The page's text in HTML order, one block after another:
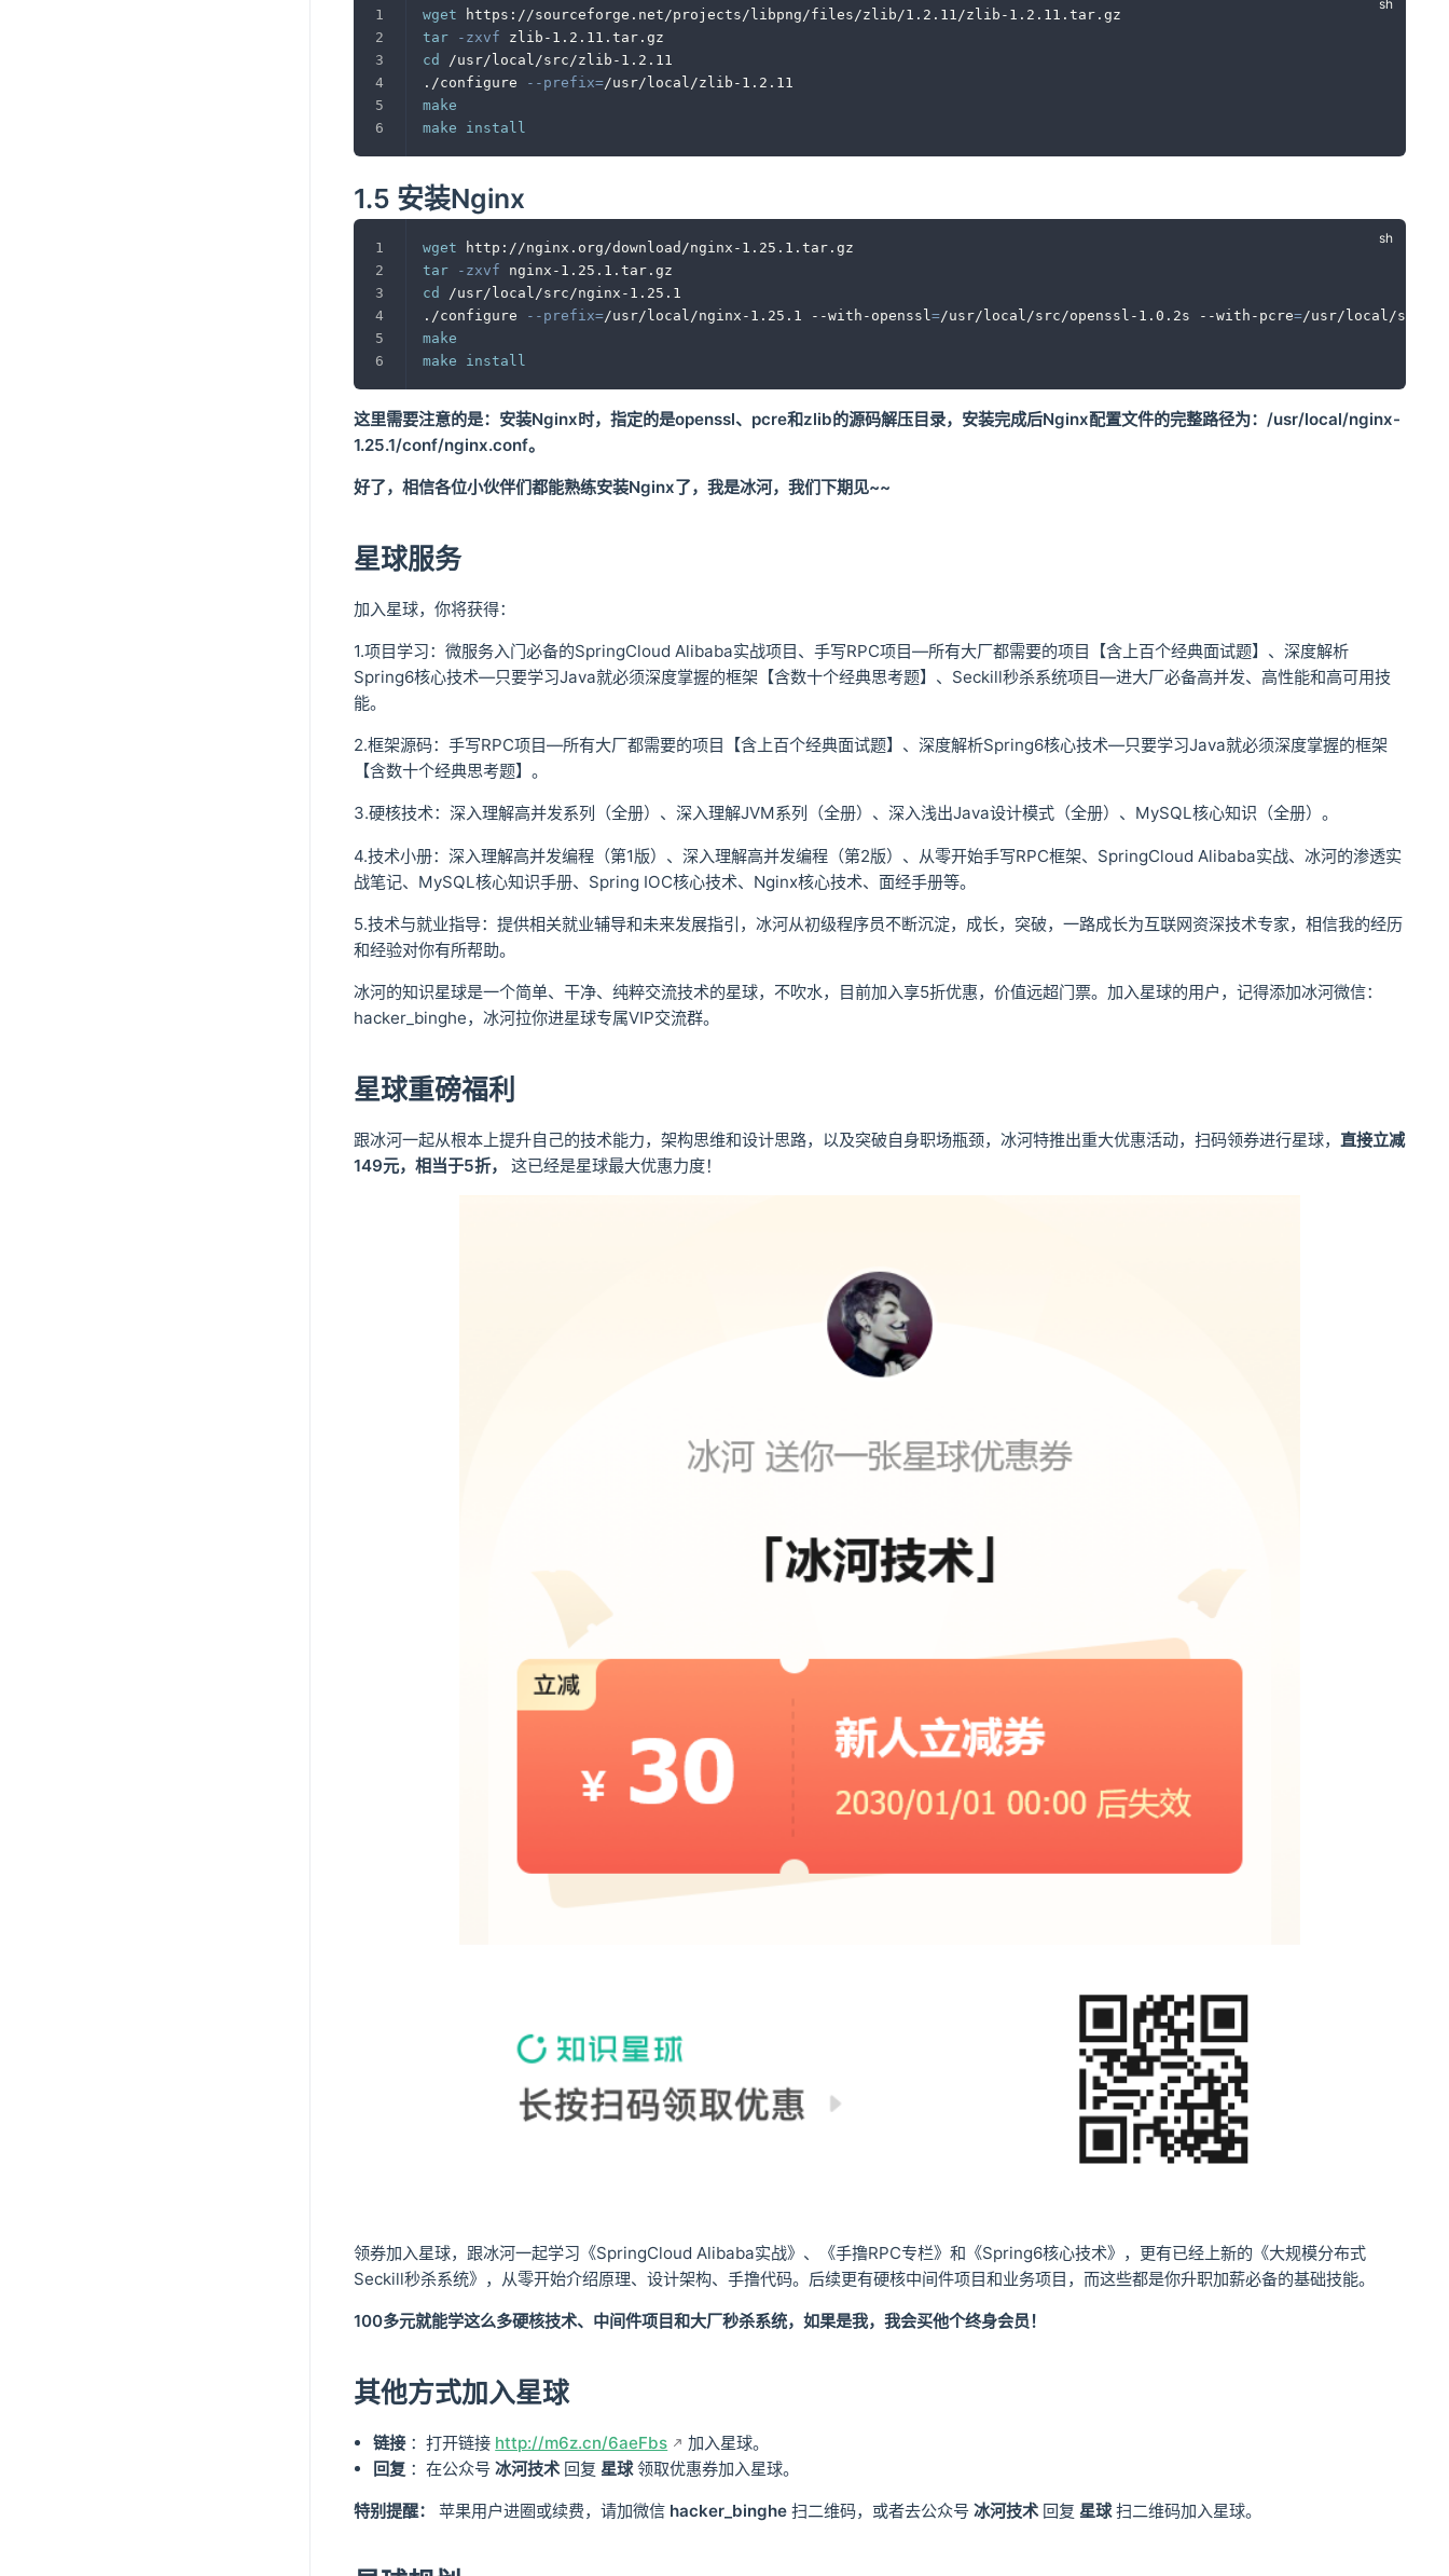
wget https://sourceforge.net/projects/libpng/files/zlib/1.2.11/zlib-1.2.11.tar.gz
tar
-zxvf zlib-1.2.11.tar.gz
cd
/usr/local/src/zlib-1.2.11
./configure
--prefix=/usr/local/zlib-1.2.11
make
make
install
1.5 安装Nginx
wget http://nginx.org/download/nginx-1.25.1.tar.gz
tar
-zxvf nginx-1.25.1.tar.gz
cd
/usr/local/src/nginx-1.25.1
./configure
--prefix=/usr/local/nginx-1.25.1 --with-openssl=/usr/local/src/openssl-1.0.2s --with-pcre=/usr/local/src/
make
make
install
这里需要注意的是：安装Nginx时，指定的是openssl、pcre和zlib的源码解压目录，安装完成后Nginx配置文件的完整路径为：/usr/local/nginx-
1.25.1/conf/nginx.conf。
好了，相信各位小伙伴们都能熟练安装Nginx了，我是冰河，我们下期见~~
星球服务
加入星球，你将获得：
1.项目学习：微服务入门必备的SpringCloud Alibaba实战项目、手写RPC项目—所有大厂都需要的项目【含上百个经典面试题】、深度解析
Spring6核心技术—只要学习Java就必须深度掌握的框架【含数十个经典思考题】、Seckill秒杀系统项目—进大厂必备高并发、高性能和高可用技
能。
2.框架源码：手写RPC项目—所有大厂都需要的项目【含上百个经典面试题】、深度解析Spring6核心技术—只要学习Java就必须深度掌握的框架
【含数十个经典思考题】。
3.硬核技术：深入理解高并发系列（全册）、深入理解JVM系列（全册）、深入浅出Java设计模式（全册）、MySQL核心知识（全册）。
4.技术小册：深入理解高并发编程（第1版）、深入理解高并发编程（第2版）、从零开始手写RPC框架、SpringCloud Alibaba实战、冰河的渗透实
战笔记、MySQL核心知识手册、Spring IOC核心技术、Nginx核心技术、面经手册等。
5.技术与就业指导：提供相关就业辅导和未来发展指引，冰河从初级程序员不断沉淀，成长，突破，一路成长为互联网资深技术专家，相信我的经历
和经验对你有所帮助。
冰河的知识星球是一个简单、干净、纯粹交流技术的星球，不吹水，目前加入享5折优惠，价值远超门票。加入星球的用户，记得添加冰河微信：
hacker_binghe，冰河拉你进星球专属VIP交流群。
星球重磅福利
跟冰河一起从根本上提升自己的技术能力，架构思维和设计思路，以及突破自身职场瓶颈，冰河特推出重大优惠活动，扫码领券进行星球， 直接立减
149元，相当于5折，
这已经是星球最大优惠力度！
领券加入星球，跟冰河一起学习《SpringCloud Alibaba实战》、《手撸RPC专栏》和《Spring6核心技术》，更有已经上新的《大规模分布式
Seckill秒杀系统》，从零开始介绍原理、设计架构、手撸代码。后续更有硬核中间件项目和业务项目，而这些都是你升职加薪必备的基础技能。
100多元就能学这么多硬核技术、中间件项目和大厂秒杀系统，如果是我，我会买他个终身会员！
其他方式加入星球
链接：打开链接 http://m6z.cn/6aeFbs
加入星球。
回复 ：在公众号冰河技术回复 星球领取优惠券加入星球。
特别提醒： 苹果用户进圈或续费，请加微信 hacker_binghe 扫二维码，或者去公众号 冰河技术回复 星球扫二维码加入星球。